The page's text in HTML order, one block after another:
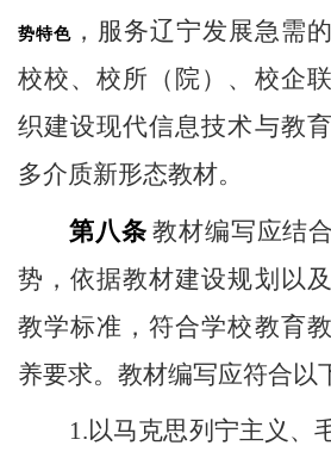
势特色 ，服务辽宁发展急需
校校、校所（院）、校企
织建设现代信息技术与教
多介质新形态教材。
第八条 教材编写应结
势，依据教材建设规划以
教学标准，符合学校教育
养要求。教材编写应符合以
1.以马克思列宁主义、